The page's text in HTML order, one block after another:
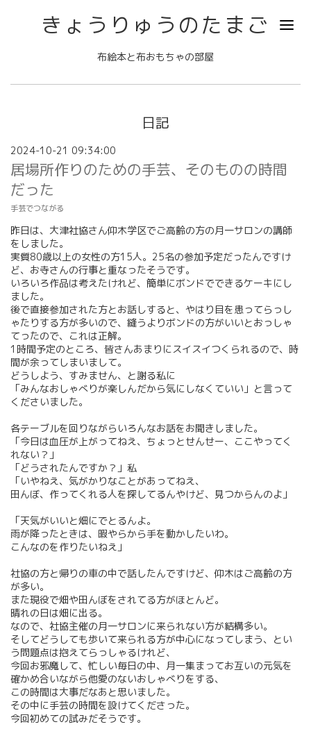
きょうりゅうのたまご
布絵本と布おもちゃの部屋
日記
2024-10-21 09:34:00
居場所作りのための手芸、そのものの時間
だった
手芸でつながる
昨日は、大津社協さん仰木学区でご高齢の方の月一サロンの講師
をしました。
実質80歳以上の女性の方15人。25名の参加予定だったんですけ
ど、お寺さんの行事と重なったそうです。
いろいろ作品は考えたけれど、簡単にボンドでできるケーキにし
ました。
後で直接参加された方とお話しすると、やはり目を患ってらっし
ゃたりする方が多いので、縫うよりボンドの方がいいとおっしゃ
てったので、これは正解。
1時間予定のところ、皆さんあまりにスイスイつくられるので、時
間が余ってしまいまして。
どうしよう、すみません、と謝る私に
「みんなおしゃべりが楽しんだから気にしなくていい」と言って
くださいました。
各テーブルを回りながらいろんなお話をお聞きしました。
「今日は血圧が上がってねえ、ちょっとせんせー、ここやってく
れない？」
「どうされたんですか？」私
「いやねえ、気がかりなことがあってねえ、
田んぼ、作ってくれる人を探してるんやけど、見つからんのよ」
「天気がいいと畑にでとるんよ。
雨が降ったときは、暇やらから手を動かしたいわ。
こんなのを作りたいねえ」
社協の方と帰りの車の中で話したんですけど、仰木はご高齢の方
が多い。
また現役で畑や田んぼをされてる方がほとんど。
晴れの日は畑に出る。
なので、社協主催の月一サロンに来られない方が結構多い。
そしてどうしても歩いて来られる方が中心になってしまう、とい
う問題点は抱えてらっしゃるけれど、
今回お邪魔して、忙しい毎日の中、月一集まってお互いの元気を
確かめ合いながら他愛のないおしゃべりをする、
この時間は大事だなあと思いました。
その中に手芸の時間を設けてくださった。
今回初めての試みだそうです。